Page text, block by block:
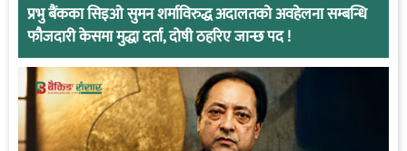
प्रभु बैंकका सिइओ सुमन शर्माविरुद्ध अदालतको अवहेलना सम्बन्धि
फौजदारी केसमा मुद्धा दर्ता, दोषी ठहरिए जान्छ पद !